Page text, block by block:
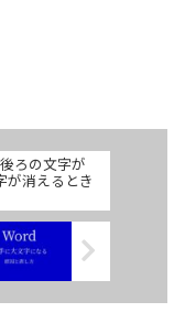
ろの文字が
が消えるとき